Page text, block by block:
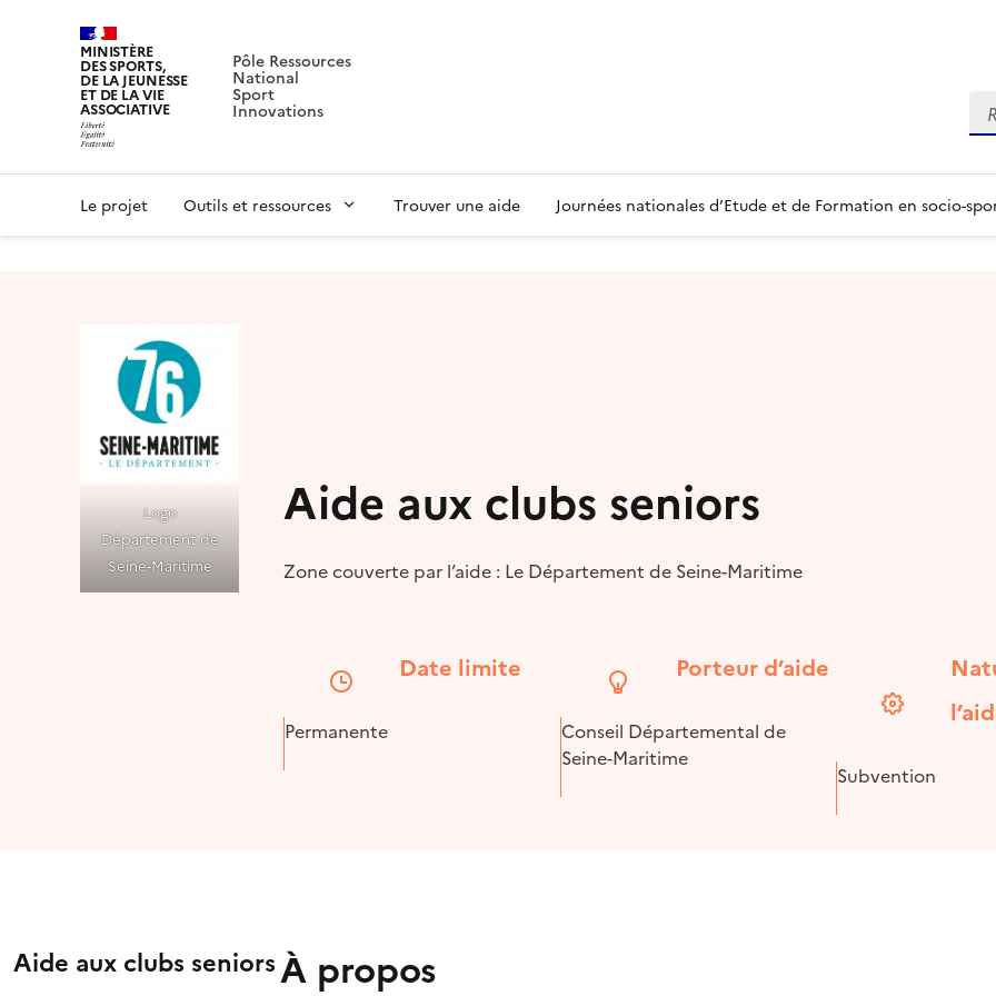
MINISTÈRE
DES SPORTS,
DE LA JEUNESSE
ET DE LA VIE
ASSOCIATIVE
Pôle Ressources
National
Sport
Innovations
Le projet Outils et ressources Trouver une aide Journées nationales d’Etude et de Formation en socio-
Logo
Département de
Seine-Maritime
Aide aux clubs seniors
Zone couverte par l’aide : Le Département de Seine-Maritime
Date limite
Permanente
Porteur d’aide
Conseil Départemental de
Seine-Maritime
Subvention
Aide aux clubs seniorsÀ propos